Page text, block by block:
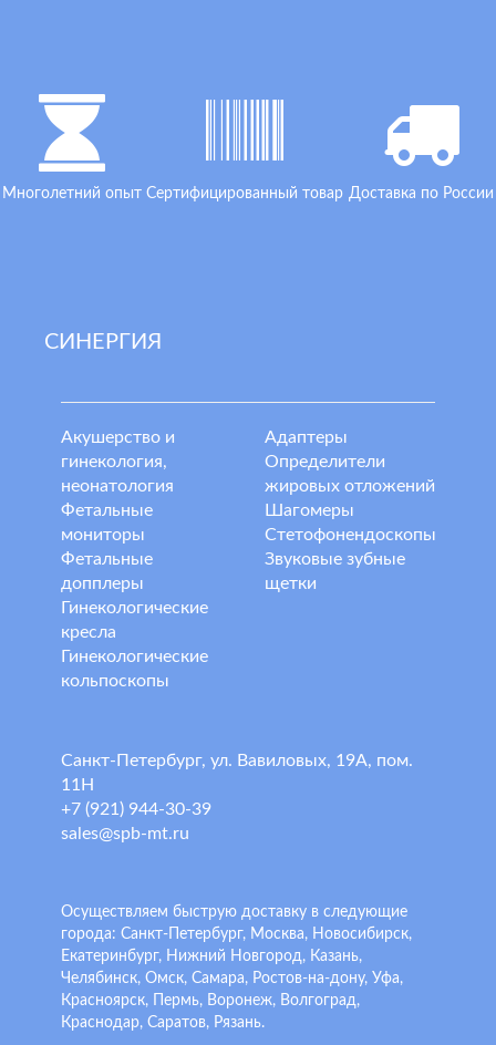
Многолетний опыт Сертифицированный товар Доставка по России
СИНЕРГИЯ
Акушерство и
гинекология,
неонатология
Фетальные
мониторы
Фетальные
допплеры
Гинекологические
кресла
Гинекологические
кольпоскопы
Адаптеры
Определители
жировых отложений
Шагомеры
Стетофонендоскопы
Звуковые зубные
щетки
Санкт-Петербург, ул. Вавиловых, 19А, пом.
11Н
+7 (921) 944-30-39
sales@spb-mt.ru
Осуществляем быструю доставку в следующие
города: Санкт-Петербург, Москва, Новосибирск,
Екатеринбург, Нижний Новгород, Казань,
Челябинск, Омск, Самара, Ростов-на-дону, Уфа,
Красноярск, Пермь, Воронеж, Волгоград,
Краснодар, Саратов, Рязань.